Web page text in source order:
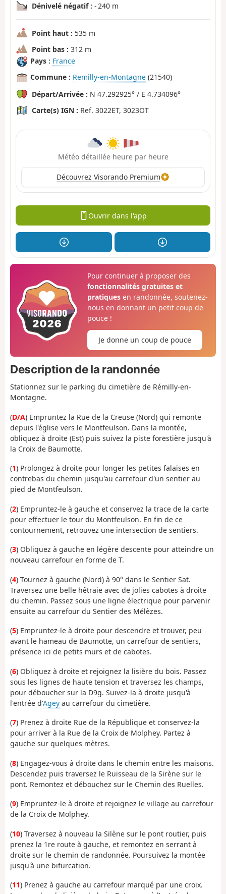
Dénivelé négatif : - 240 m
Point haut : 535 m
Point bas : 312 m
Pays : France
Commune : Remilly-en-Montagne (21540)
Départ/Arrivée : N 47.292925° / E 4.734096°
Carte(s) IGN : Ref. 3022ET, 3023OT
Météo détaillée heure par heure
Découvrez Visorando Premium
Ouvrir dans l'app
Pour continuer à proposer des
fonctionnalités gratuites et
pratiquesen randonnée, soutenez-
nous en donnant un petit coup de
pouce !
Je donne un coup de pouce
Description de la randonnée
Stationnez sur le parking du cimetière de Rémilly-en-
Montagne.
(D/A) Empruntez la Rue de la Creuse (Nord) qui remonte
depuis l'église vers le Montfeulson. Dans la montée,
obliquez à droite (Est) puis suivez la piste forestière jusqu'à
la Croix de Baumotte.
(1) Prolongez à droite pour longer les petites falaises en
contrebas du chemin jusqu'au carrefour d'un sentier au
pied de Montfeulson.
(2) Empruntez-le à gauche et conservez la trace de la carte
pour effectuer le tour du Montfeulson. En fin de ce
contournement, retrouvez une intersection de sentiers.
(3) Obliquez à gauche en légère descente pour atteindre un
nouveau carrefour en forme de T.
(4) Tournez à gauche (Nord) à 90° dans le Sentier Sat.
Traversez une belle hêtraie avec de jolies cabotes à droite
du chemin. Passez sous une ligne électrique pour parvenir
ensuite au carrefour du Sentier des Mélèzes.
(5) Empruntez-le à droite pour descendre et trouver, peu
avant le hameau de Baumotte, un carrefour de sentiers,
présence ici de petits murs et de cabotes.
(6) Obliquez à droite et rejoignez la lisière du bois. Passez
sous les lignes de haute tension et traversez les champs,
pour déboucher sur la D9g. Suivez-la à droite jusqu'à
l'entrée d'Agey au carrefour du cimetière.
(7) Prenez à droite Rue de la République et conservez-la
pour arriver à la Rue de la Croix de Molphey. Partez à
gauche sur quelques mètres.
(8) Engagez-vous à droite dans le chemin entre les maisons.
Descendez puis traversez le Ruisseau de la Sirène sur le
pont. Remontez et débouchez sur le Chemin des Ruelles.
(9) Empruntez-le à droite et rejoignez le village au carrefour
de la Croix de Molphey.
(10) Traversez à nouveau la Silène sur le pont routier, puis
prenez la 1re route à gauche, et remontez en serrant à
droite sur le chemin de randonnée. Poursuivez la montée
jusqu'à une bifurcation.
(11) Prenez à gauche au carrefour marqué par une croix.